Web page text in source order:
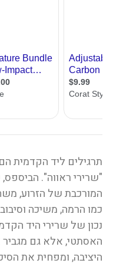
תרגילים ליד הקדמית
"שרירי ראווה".
המורכבת של הזרוע,
כמו הרמה, משיכה
נכון של שרירי היד
האסתטי, אלא גם
היציבה, ומפחית את